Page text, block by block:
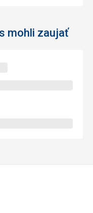
mohli zaujať